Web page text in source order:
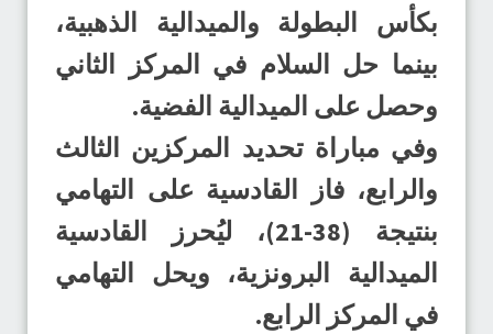
بكأس البطولة والميدالية الذهبية،
بينما حل السلام في المركز الثاني
وحصل على الميدالية الفضية.
وفي مباراة تحديد المركزين الثالث
والرابع، فاز القادسية على التهامي
بنتيجة (38-21)، ليُحرز القادسية
الميدالية البرونزية، ويحل التهامي
في المركز الرابع.